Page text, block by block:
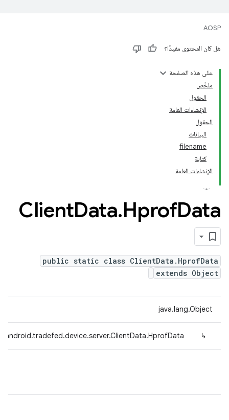
AOSP
هل كان المحتوى مفيدًا؟
على هذه الصفحة
ملخّص
الحقول
الإنشاءات العامة
الحقول
البيانات
filename
كتابة
الإنشاءات العامة
ClientData.HprofData
public static class ClientData.HprofData
extends Object
java.lang.Object
↳